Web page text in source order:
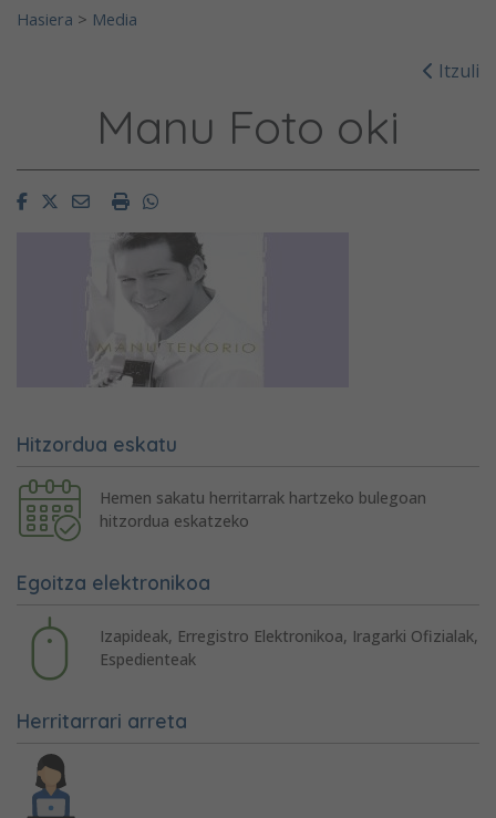
Hasiera > Media
Itzuli
Manu Foto oki
FacebookTwitterEmailImprimirWhatsapp
Hitzordua eskatu
Hemen sakatu herritarrak hartzeko bulegoan
hitzordua eskatzeko
Egoitza elektronikoa
Izapideak, Erregistro Elektronikoa, Iragarki Ofizialak,
Espedienteak
Herritarrari arreta